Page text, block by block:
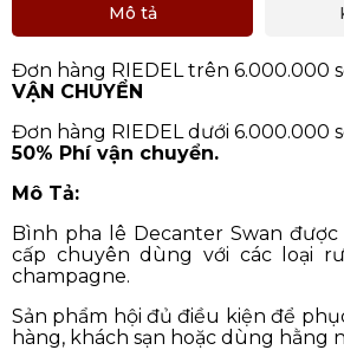
Mô tả
Đơn hàng RIEDEL trên 6.000.000
VẬN CHUYỂN
Đơn hàng RIEDEL dưới 6.000.000
50% Phí vận chuyển.
Mô Tả:
Bình pha lê Decanter Swan
cấp chuyên dùng với các loại
champagne.
Sản phẩm hội đủ điều kiện để
hàng, khách sạn hoặc dùng hằng